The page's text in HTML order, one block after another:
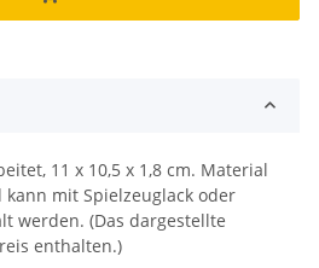
11 x 10,5 x 1,8 cm. Material
kann mit Spielzeuglack oder
werden. (Das dargestellte
enthalten.)